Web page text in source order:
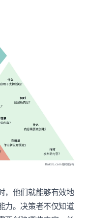
，他们就能够有效地
力。决策者不仅知道